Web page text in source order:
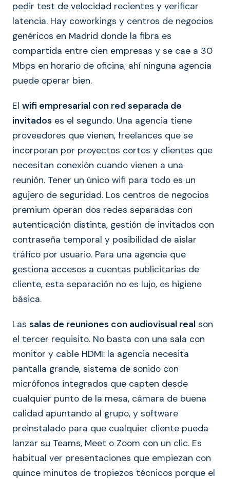
pedir test de velocidad recientes y verificar
latencia. Hay coworkings y centros de negocios
genéricos en Madrid donde la fibra es
compartida entre cien empresas y se cae a 30
Mbps en horario de oficina; ahí ninguna agencia
puede operar bien.
El wifi empresarial con red separada de
invitados es el segundo. Una agencia tiene
proveedores que vienen, freelances que se
incorporan por proyectos cortos y clientes que
necesitan conexión cuando vienen a una
reunión. Tener un único wifi para todo es un
agujero de seguridad. Los centros de negocios
premium operan dos redes separadas con
autenticación distinta, gestión de invitados con
contraseña temporal y posibilidad de aislar
tráfico por usuario. Para una agencia que
gestiona accesos a cuentas publicitarias de
cliente, esta separación no es lujo, es higiene
básica.
Las salas de reuniones con audiovisual real son
el tercer requisito. No basta con una sala con
monitor y cable HDMI: la agencia necesita
pantalla grande, sistema de sonido con
micrófonos integrados que capten desde
cualquier punto de la mesa, cámara de buena
calidad apuntando al grupo, y software
preinstalado para que cualquier cliente pueda
lanzar su Teams, Meet o Zoom con un clic. Es
habitual ver presentaciones que empiezan con
quince minutos de tropiezos técnicos porque el